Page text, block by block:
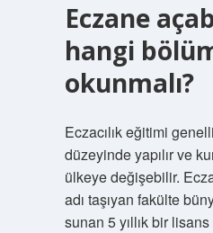
Eczane
hangi
okunmalı?
Eczacılık eğitimi
düzeyinde yapılır ve
ülkeye değişebilir.
adı taşıyan fakülte
sunan 5 yıllık bir